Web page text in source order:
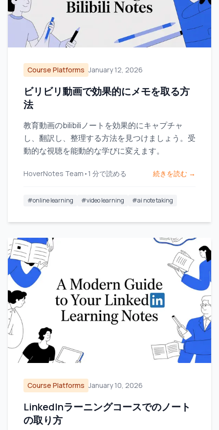
Course Platforms January 12, 2026
ビリビリ動画で効果的にメモを取る方
法
教育動画のbilibiliノートを効果的にキャプチャ
し、翻訳し、整理する方法を見つけましょう。受
動的な視聴を能動的な学びに変えます。
HoverNotes Team • 1 分で読める 続きを読む →
#online learning #video learning #ai note taking
Course Platforms January 10, 2026
LinkedInラーニングコースでのノート
の取り方